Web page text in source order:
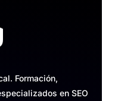
Formación,
en SEO